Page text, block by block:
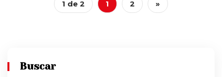
1 de 2 1 2 »
Buscar